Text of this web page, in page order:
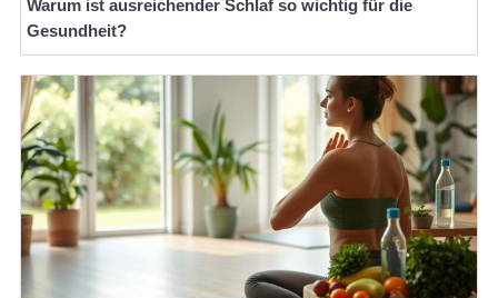
Warum ist ausreichender Schlaf so wichtig für die
Gesundheit?